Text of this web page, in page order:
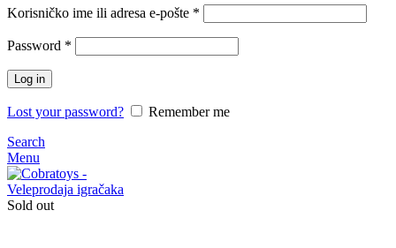
Korisničko ime ili adresa e-pošte *
Password *
Log in
Lost your password?
Remember me
Search
Menu
Sold out